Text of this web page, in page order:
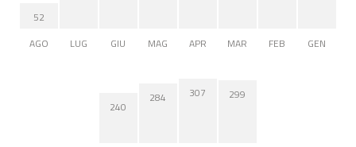
52
AGO
LUG GIU MAG APR MAR FEB GEN
240
284 307 299